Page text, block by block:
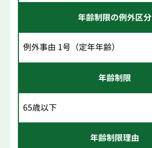
年齢制限の例外区分
例外事由 1号（定年年齢）
年齢制限
65歳以下
年齢制限理由